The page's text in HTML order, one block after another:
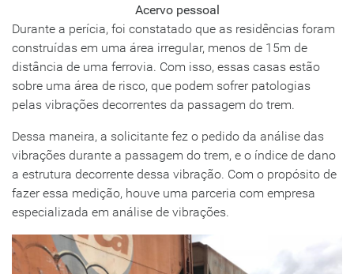
Acervo pessoal
Durante a perícia, foi constatado que as residências foram
construídas em uma área irregular, menos de 15m de
distância de uma ferrovia. Com isso, essas casas estão
sobre uma área de risco, que podem sofrer patologias
pelas vibrações decorrentes da passagem do trem.
Dessa maneira, a solicitante fez o pedido da análise das
vibrações durante a passagem do trem, e o índice de dano
a estrutura decorrente dessa vibração. Com o propósito de
fazer essa medição, houve uma parceria com empresa
especializada em análise de vibrações.